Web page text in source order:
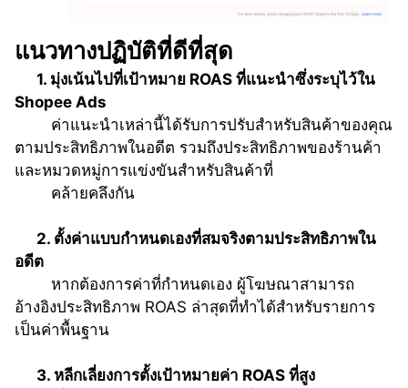
แนวทางปฏิบัติที่ดีที่สุด
Shopee Ads
ค่าแนะนำเหล่านี้ได้รับการปรับสำหรับสินค้าของคุณ
ตามประสิทธิภาพในอดีต รวมถึงประสิทธิภาพของร้านค้า
และหมวดหมู่การแข่งขันสำหรับสินค้าที่
คล้ายคลึงกัน
อดีต
หากต้องการค่าที่กำหนดเอง ผู้โฆษณาสามารถ
อ้างอิงประสิทธิภาพ ROAS ล่าสุดที่ทำได้สำหรับรายการ
เป็นค่าพื้นฐาน
      3. หลีกเลี่ยงการตั้งเป้าหมายค่า ROAS ที่สูง